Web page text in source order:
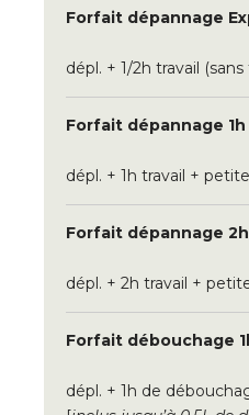
Forfait dépannage
dépl. + 1/2h travail
Forfait dépannage 1h
dépl. + 1h travail +
Forfait dépannage 2h
dépl. + 2h travail +
Forfait débouchage
dépl. + 1h de